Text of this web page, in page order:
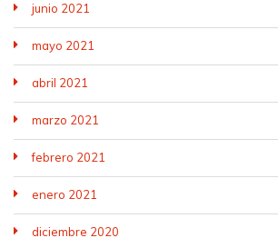
junio 2021
mayo 2021
abril 2021
marzo 2021
febrero 2021
enero 2021
diciembre 2020